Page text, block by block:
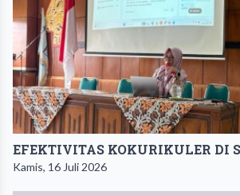
EFEKTIVITAS KOKURIKULER DI
Kamis, 16 Juli 2026